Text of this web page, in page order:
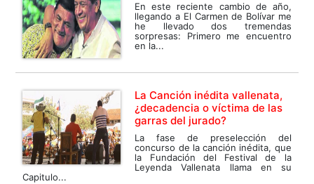
En este reciente cambio de año,
llegando a El Carmen de Bolívar me
he llevado dos tremendas
sorpresas: Primero me encuentro
en la...
La Canción inédita vallenata,
¿decadencia o víctima de las
garras del jurado?
La fase de preselección del
concurso de la canción inédita, que
la Fundación del Festival de la
Leyenda Vallenata llama en su
Capitulo...